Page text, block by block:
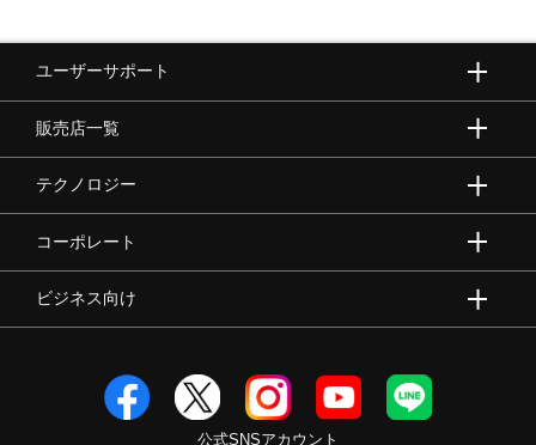
ユーザーサポート
販売店一覧
テクノロジー
コーポレート
ビジネス向け
公式SNSアカウント